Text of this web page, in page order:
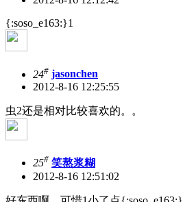
{:soso_e163:}1
24# jasonchen
2012-8-16 12:25:55
虫2还是相对比较喜欢的。。
25# 笑熬浆糊
2012-8-16 12:51:02